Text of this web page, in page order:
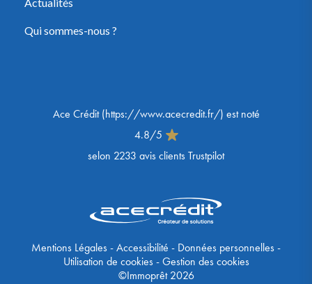
Actualités
Qui sommes-nous ?
Ace Crédit(https://www.acecredit.fr/) est noté
4.8/5
selon 2233 avis clients Trustpilot
Mentions Légales-Accessibilité - Données personnelles-
Utilisation de cookies-Gestion des cookies
©Immoprêt 2026